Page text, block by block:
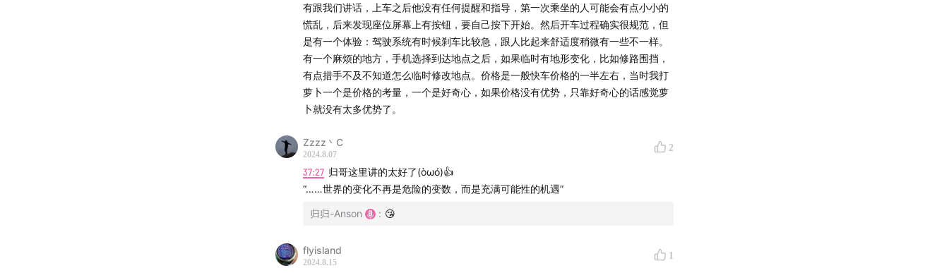
本期赞助
Podwise.ai
有跟我们讲话，上车之后他没有任何提醒和指导，第一次乘坐的人可能会有点小小的
慌乱，后来发现座位屏幕上有按钮，要自己按下开始。然后开车过程确实很规范，但
是有一个体验：驾驶系统有时候刹车比较急，跟人比起来舒适度稍微有一些不一样。
有一个麻烦的地方，手机选择到达地点之后，如果临时有地形变化，比如修路围挡，
有点措手不及不知道怎么临时修改地点。价格是一般快车价格的一半左右，当时我打
萝卜一个是价格的考量，一个是好奇心，如果价格没有优势，只靠好奇心的话感觉萝
卜就没有太多优势了。
Zzzz丶C
2024.8.07
2
37:27 归哥这里讲的太好了(òωó)👍
“……世界的变化不再是危险的变数，而是充满可能性的机遇”
归归-Anson : 😘
flyisland
2024.8.15
1